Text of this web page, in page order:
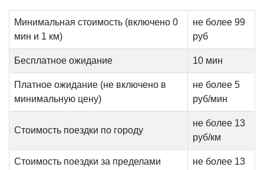
Минимальная стоимость (включено 0
мин и 1 км)
не более 99
руб
Бесплатное ожидание 10 мин
Платное ожидание (не включено в
минимальную цену)
не более 5
руб/мин
Стоимость поездки по городу
не более 13
руб/км
Стоимость поездки за пределами
не более 13